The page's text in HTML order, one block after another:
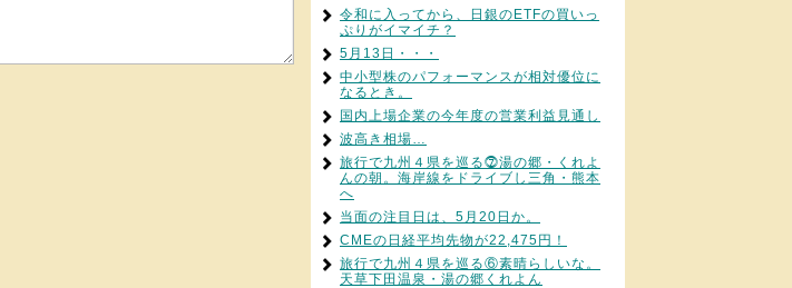
令和に入ってから、日銀のETFの買いっ
ぷりがイマイチ？
5月13日・・・
中小型株のパフォーマンスが相対優位に
なるとき。
国内上場企業の今年度の営業利益見通し
波高き相場…
旅行で九州４県を巡る⓻湯の郷・くれよ
んの朝。海岸線をドライブし三角・熊本
へ
当面の注目日は、5月20日か。
CMEの日経平均先物が22,475円！
旅行で九州４県を巡る⑥素晴らしいな。
天草下田温泉・湯の郷くれよん